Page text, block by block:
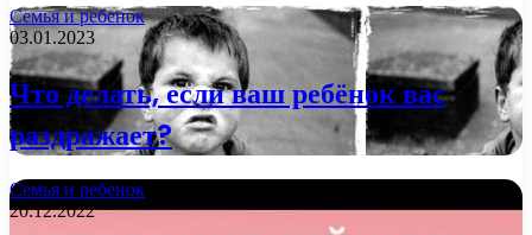
Семья и ребенок
03.01.2023
Что делать, если ваш ребёнок вас
раздражает?
Семья и ребенок
20.12.2022